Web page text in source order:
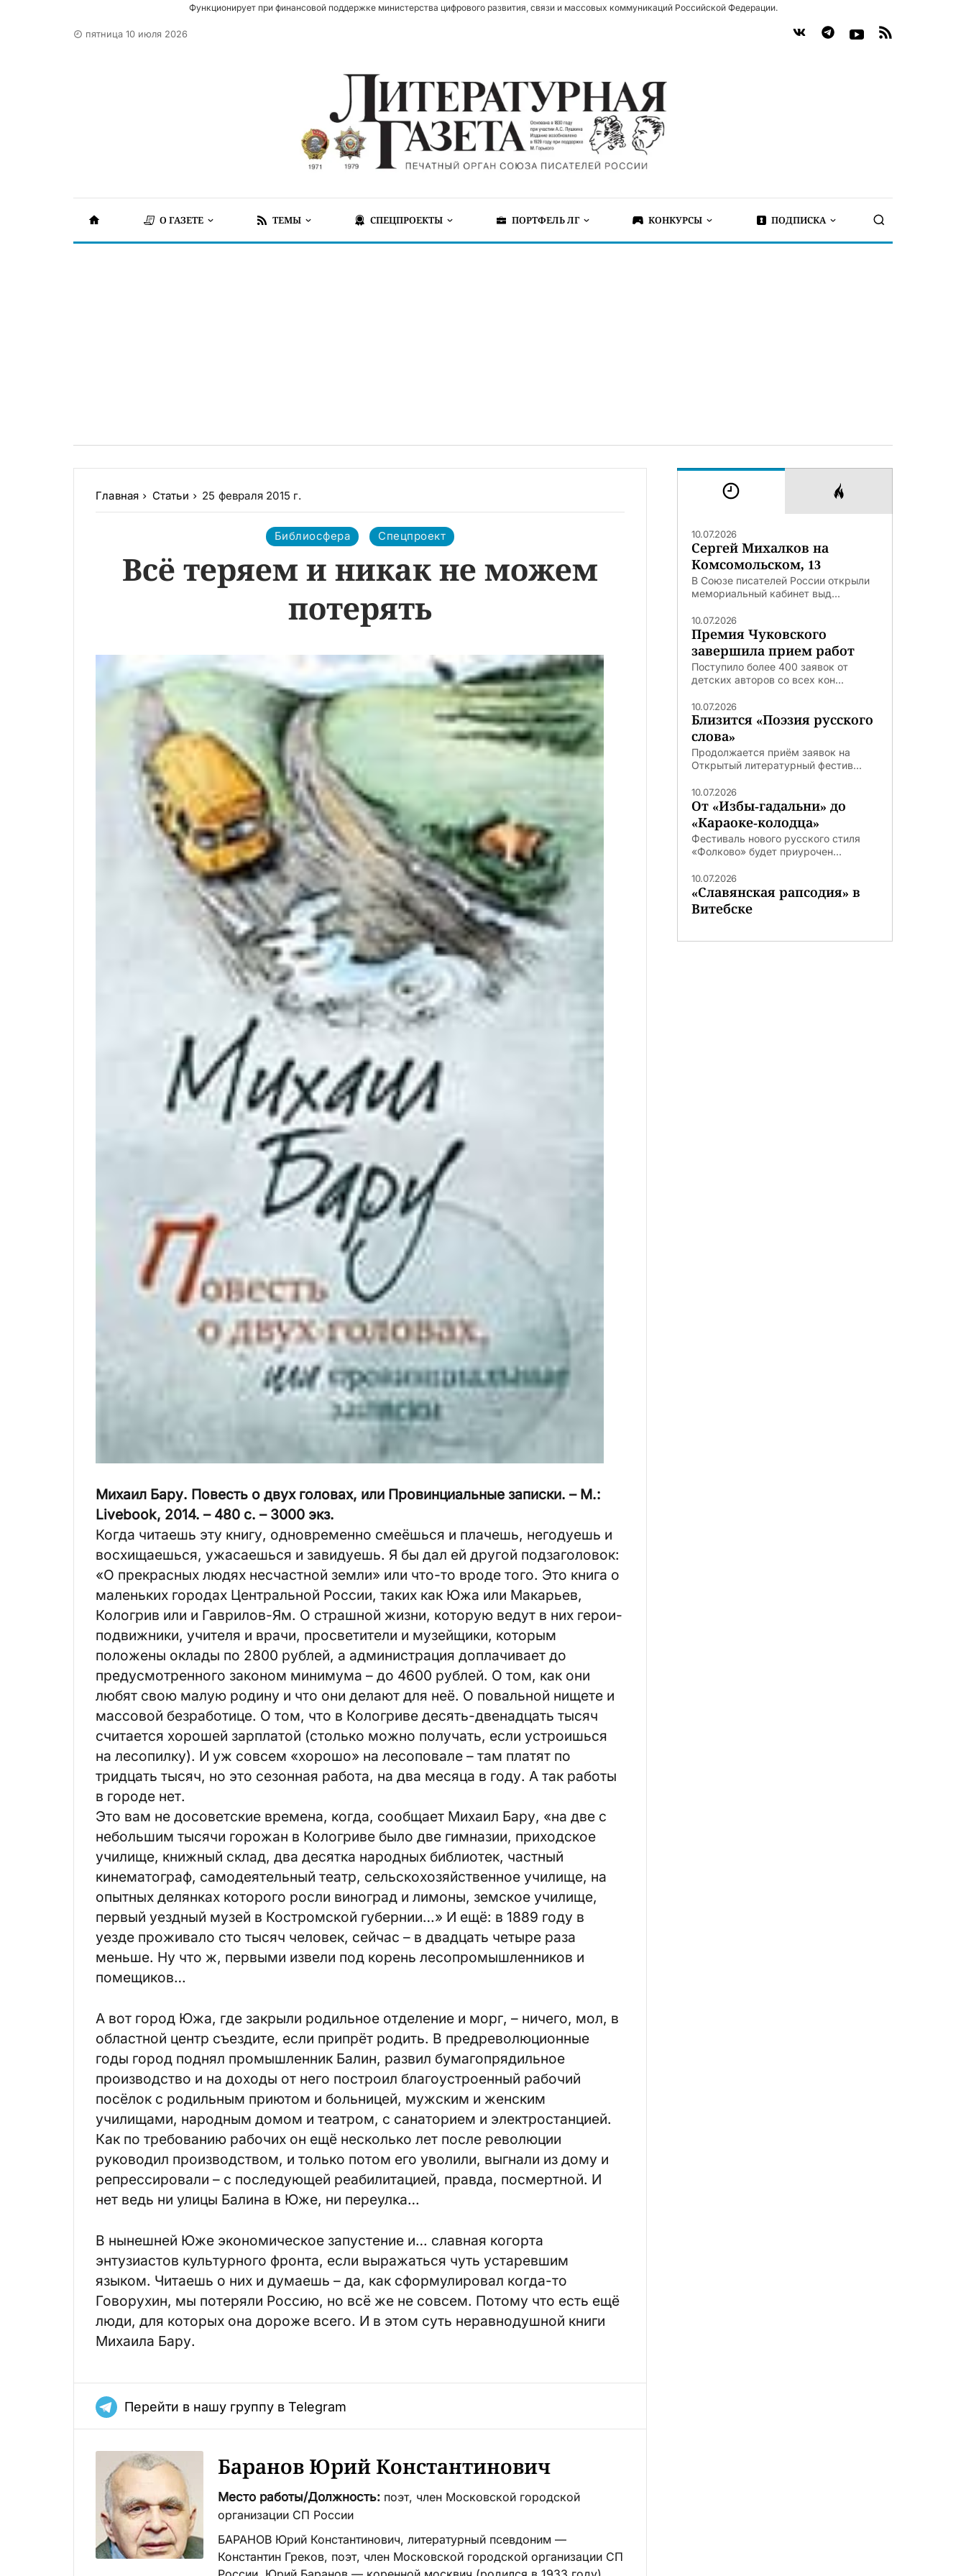
Функционирует при финансовой поддержке министерства цифрового развития, связи и массовых коммуникаций Российской Федерации.
пятница 10 июля 2026
О ГАЗЕТЕ ТЕМЫ СПЕЦПРОЕКТЫ ПОРТФЕЛЬ ЛГ КОНКУРСЫ ПОДПИСКА
Главная Статьи 25 февраля 2015 г.
Библиосфера Спецпроект
Всё теряем и никак не можем
потерять
Михаил Бару. Повесть о двух головах, или Провинциальные записки. – М.:
Livebook, 2014. – 480 с. – 3000 экз.
Когда читаешь эту книгу, одновременно смеёшься и плачешь, негодуешь и
восхищаешься, ужасаешься и завидуешь. Я бы дал ей другой подзаголовок:
«О прекрасных людях несчастной земли» или что-то вроде того. Это книга о
маленьких городах Центральной России, таких как Южа или Макарьев,
Кологрив или и Гаврилов-Ям. О страшной жизни, которую ведут в них герои-
подвижники, учителя и врачи, просветители и музейщики, которым
положены оклады по 2800 рублей, а администрация доплачивает до
предусмотренного законом минимума – до 4600 рублей. О том, как они
любят свою малую родину и что они делают для неё. О повальной нищете и
массовой безработице. О том, что в Кологриве десять-двенадцать тысяч
считается хорошей зарплатой (столько можно получать, если устроишься
на лесопилку). И уж совсем «хорошо» на лесоповале – там платят по
тридцать тысяч, но это сезонная работа, на два месяца в году. А так работы
в городе нет.
Это вам не досоветские времена, когда, сообщает Михаил Бару, «на две с
небольшим тысячи горожан в Кологриве было две гимназии, приходское
училище, книжный склад, два десятка народных библиотек, частный
кинематограф, самодеятельный театр, сельскохозяйственное училище, на
опытных делянках которого росли виноград и лимоны, земское училище,
первый уездный музей в Костромской губернии…» И ещё: в 1889 году в
уезде проживало сто тысяч человек, сейчас – в двадцать четыре раза
меньше. Ну что ж, первыми извели под корень лесопромышленников и
помещиков…
А вот город Южа, где закрыли родильное отделение и морг, – ничего, мол, в
областной центр съездите, если припрёт родить. В предреволюционные
годы город поднял промышленник Балин, развил бумагопрядильное
производство и на доходы от него построил благоустроенный рабочий
посёлок с родильным приютом и больницей, мужским и женским
училищами, народным домом и театром, с санаторием и электростанцией.
Как по требованию рабочих он ещё несколько лет после революции
руководил производством, и только потом его уволили, выгнали из дому и
репрессировали – с последующей реабилитацией, правда, посмертной. И
нет ведь ни улицы Балина в Юже, ни переулка…
В нынешней Юже экономическое запустение и… славная когорта
энтузиастов культурного фронта, если выражаться чуть устаревшим
языком. Читаешь о них и думаешь – да, как сформулировал когда-то
Говорухин, мы потеряли Россию, но всё же не совсем. Потому что есть ещё
люди, для которых она дороже всего. И в этом суть неравнодушной книги
Михаила Бару.
Перейти в нашу группу в Telegram
Баранов Юрий Константинович
Место работы/Должность: поэт, член Московской городской
организации СП России
БАРАНОВ Юрий Константинович, литературный псевдоним —
Константин Греков, поэт, член Московской городской организации СП
10.07.2026
Сергей Михалков на
Комсомольском, 13
В Союзе писателей России открыли
мемориальный кабинет выд...
10.07.2026
Премия Чуковского
завершила прием работ
Поступило более 400 заявок от
детских авторов со всех кон...
10.07.2026
Близится «Поэзия русского
слова»
Продолжается приём заявок на
Открытый литературный фестив...
10.07.2026
От «Избы-гадальни» до
«Караоке-колодца»
Фестиваль нового русского стиля
«Фолково» будет приурочен...
10.07.2026
«Славянская рапсодия» в
Витебске